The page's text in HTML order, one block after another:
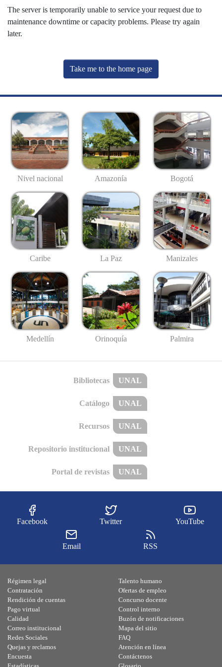
The server is temporarily unable to service your request due to
maintenance downtime or capacity problems. Please try again
later.
Take me to the home page
Nivel nacional Amazonía Bogotá
Caribe La Paz Manizales
Medellín Orinoquía Palmira
Bibliotecas UNAL
Catálogo UNAL
Recursos UNAL
Repositorio institucional UNAL
Portal de revistas UNAL
Facebook Twitter YouTube
Email RSS
Régimen legal
Contratación
Rendición de cuentas
Pago virtual
Calidad
Talento humano
Ofertas de empleo
Concurso docente
Control interno
Buzón de notificaciones
Correo institucional
Redes Sociales
Quejas y reclamos
Encuesta
Mapa del sitio
FAQ
Atención en línea
Contáctenos